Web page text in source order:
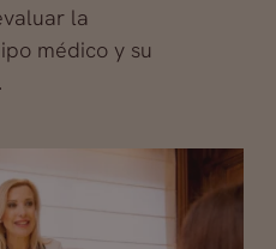
la
médico y su